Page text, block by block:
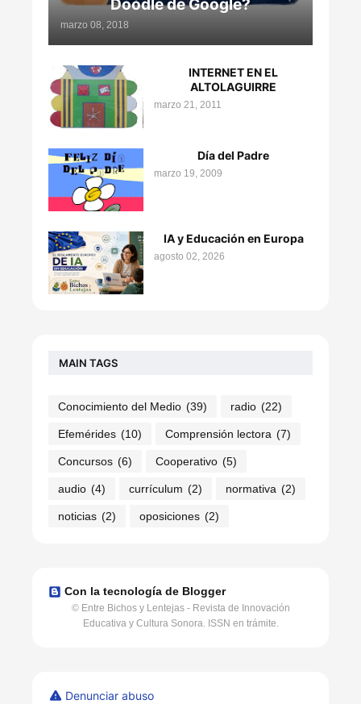
Doodle de Google?
marzo 08, 2018
INTERNET EN EL
ALTOLAGUIRRE
marzo 21, 2011
Día del Padre
marzo 19, 2009
IA y Educación en Europa
agosto 02, 2026
MAIN TAGS
Conocimiento del Medio (39) radio (22)
Efemérides (10) Comprensión lectora (7)
Concursos (6) Cooperativo (5)
audio (4) currículum (2) normativa (2)
noticias (2) oposiciones (2)
Con la tecnología de Blogger
© Entre Bichos y Lentejas - Revista de Innovación
Educativa y Cultura Sonora. ISSN en trámite.
Denunciar abuso